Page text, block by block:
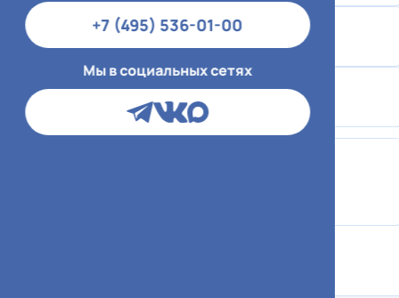
+7 (495) 536-01-00
Мы в социальных сетях
Сб
09:00 - 18:00
Вс
09:00 - 16:00